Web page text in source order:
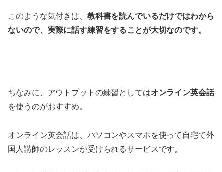
このような気付きは、 教科書を読んでいるだけではわから
ないので、実際に話す練習をすることが大切なのです。
ちなみに、アウトプットの練習としてはオンライン英会話
を使うのがおすすめ。
オンライン英会話は、パソコンやスマホを使って自宅で外
国人講師のレッスンが受けられるサービスです。